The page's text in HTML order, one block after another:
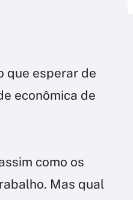
que esperar de
econômica de
como os
Mas qual